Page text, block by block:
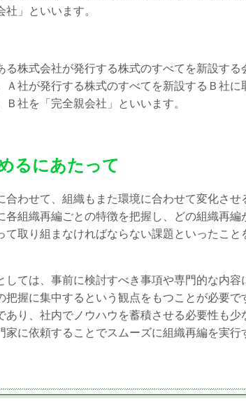
社」といいます。
る株式会社が発行する株式のすべてを新設する
Ａ社が発行する株式のすべてを新設するＢ社に
Ｂ社を「完全親会社」といいます。
るにあたって
合わせて、組織もまた環境に合わせて変化さ
各組織再編ごとの特徴を把握し、どの組織再編
て取り組まなければならない課題といったこ
しては、事前に検討すべき事項や専門的な内容
把握に集中するという観点をもつことが必要で
あり、社内でノウハウを蓄積させる必要性も少
家に依頼することでスムーズに組織再編を実行